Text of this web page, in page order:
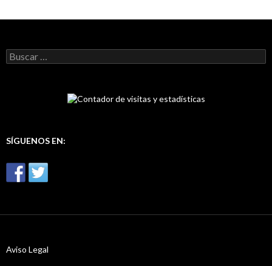
B
u
SÍGUENOS EN:
Aviso Legal